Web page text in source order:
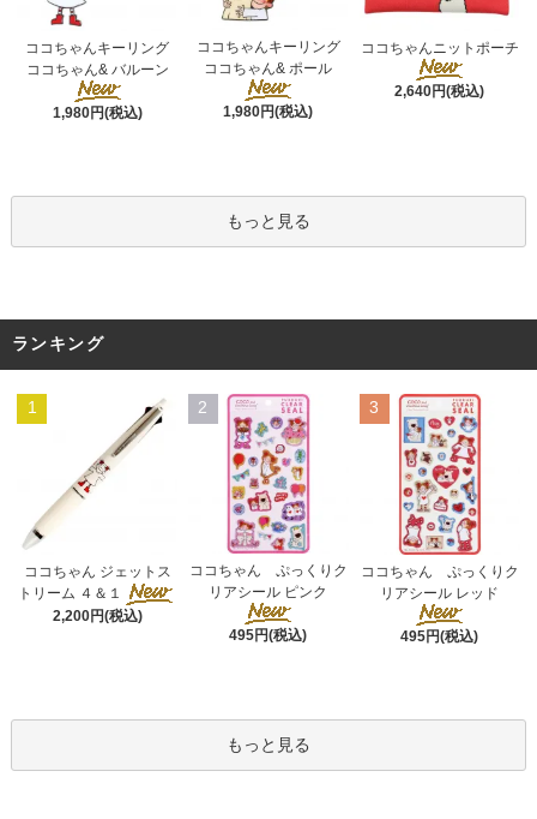
ココちゃんキーリング
ココちゃん& バルーン
1,980円(税込)
ココちゃんキーリング
ココちゃん& ポール
1,980円(税込)
ココちゃんニットポーチ
2,640円(税込)
もっと見る
ランキング
1
ココちゃん ジェットス
トリーム ４＆１
2,200円(税込)
2
ココちゃん ぷっくりク
リアシール ピンク
495円(税込)
3
ココちゃん ぷっくりク
リアシール レッド
495円(税込)
もっと見る